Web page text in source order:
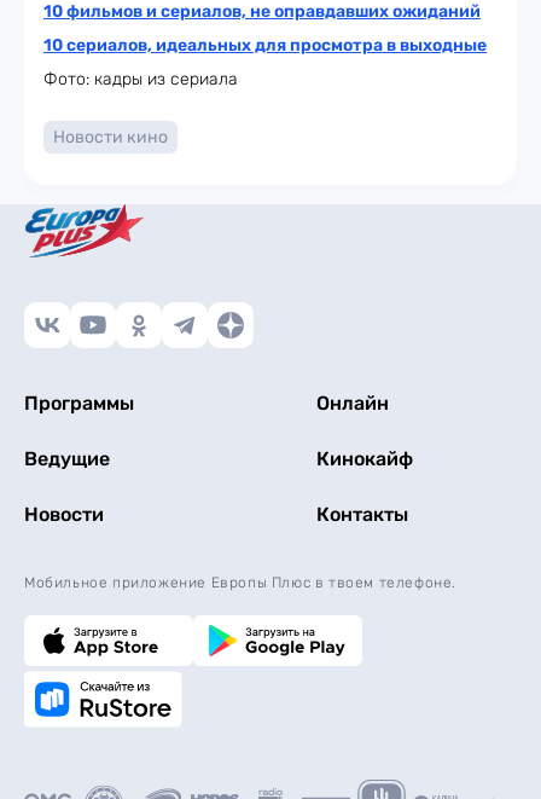
10 фильмов и сериалов, не оправдавших ожиданий
10 сериалов, идеальных для просмотра в выходные
Фото: кадры из сериала
Новости кино
Программы Онлайн
Ведущие Кинокайф
Новости Контакты
Мобильное приложение Европы Плюс в твоем телефоне.